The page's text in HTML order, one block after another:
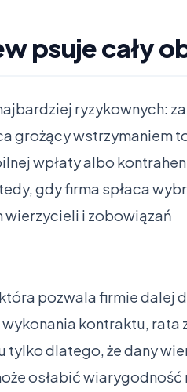
psuje cały
ryzykownych:
grożący wstrzymaniem
wpłaty albo
gdy firma spłaca
wierzycieli i zobowiązań
pozwala firmie dalej
kontraktu, rata
tylko dlatego, że dany
osłabić